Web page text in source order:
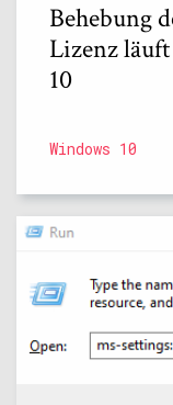
Behebung
Lizenz
10
Windows 10